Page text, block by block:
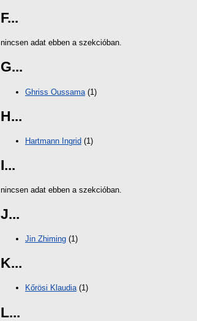
F...
nincsen adat ebben a szekcióban.
G...
Ghriss Oussama (1)
H...
Hartmann Ingrid (1)
I...
nincsen adat ebben a szekcióban.
J...
Jin Zhiming (1)
K...
Kőrösi Klaudia(1)
L...